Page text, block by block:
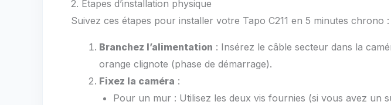
2. Étapes d’installation physique
Suivez ces étapes pour installer votre Tapo C211 en 5 minutes chrono :
Branchez l’alimentation : Insérez le câble secteur dans la
orange clignote (phase de démarrage).
Fixez la caméra :
Pour un mur : Utilisez les deux vis fournies (si vous avez